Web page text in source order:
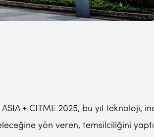
+ CITME 2025, bu yıl teknoloji,
yön veren, temsilciliğini